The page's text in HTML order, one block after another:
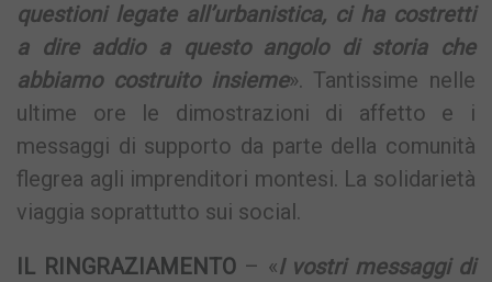
questioni legate all’urbanistica, ci ha costretti
a dire addio a questo angolo di storia che
abbiamo costruito insieme». Tantissime nelle
ultime ore le dimostrazioni di affetto e i
messaggi di supporto da parte della comunità
flegrea agli imprenditori montesi. La solidarietà
viaggia soprattutto sui social.
IL RINGRAZIAMENTO– «I vostri messaggi di